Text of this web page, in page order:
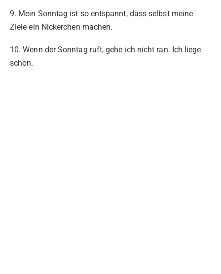
9. Mein Sonntag ist so entspannt, dass selbst meine
Ziele ein Nickerchen machen.
10. Wenn der Sonntag ruft, gehe ich nicht ran. Ich liege
schon.